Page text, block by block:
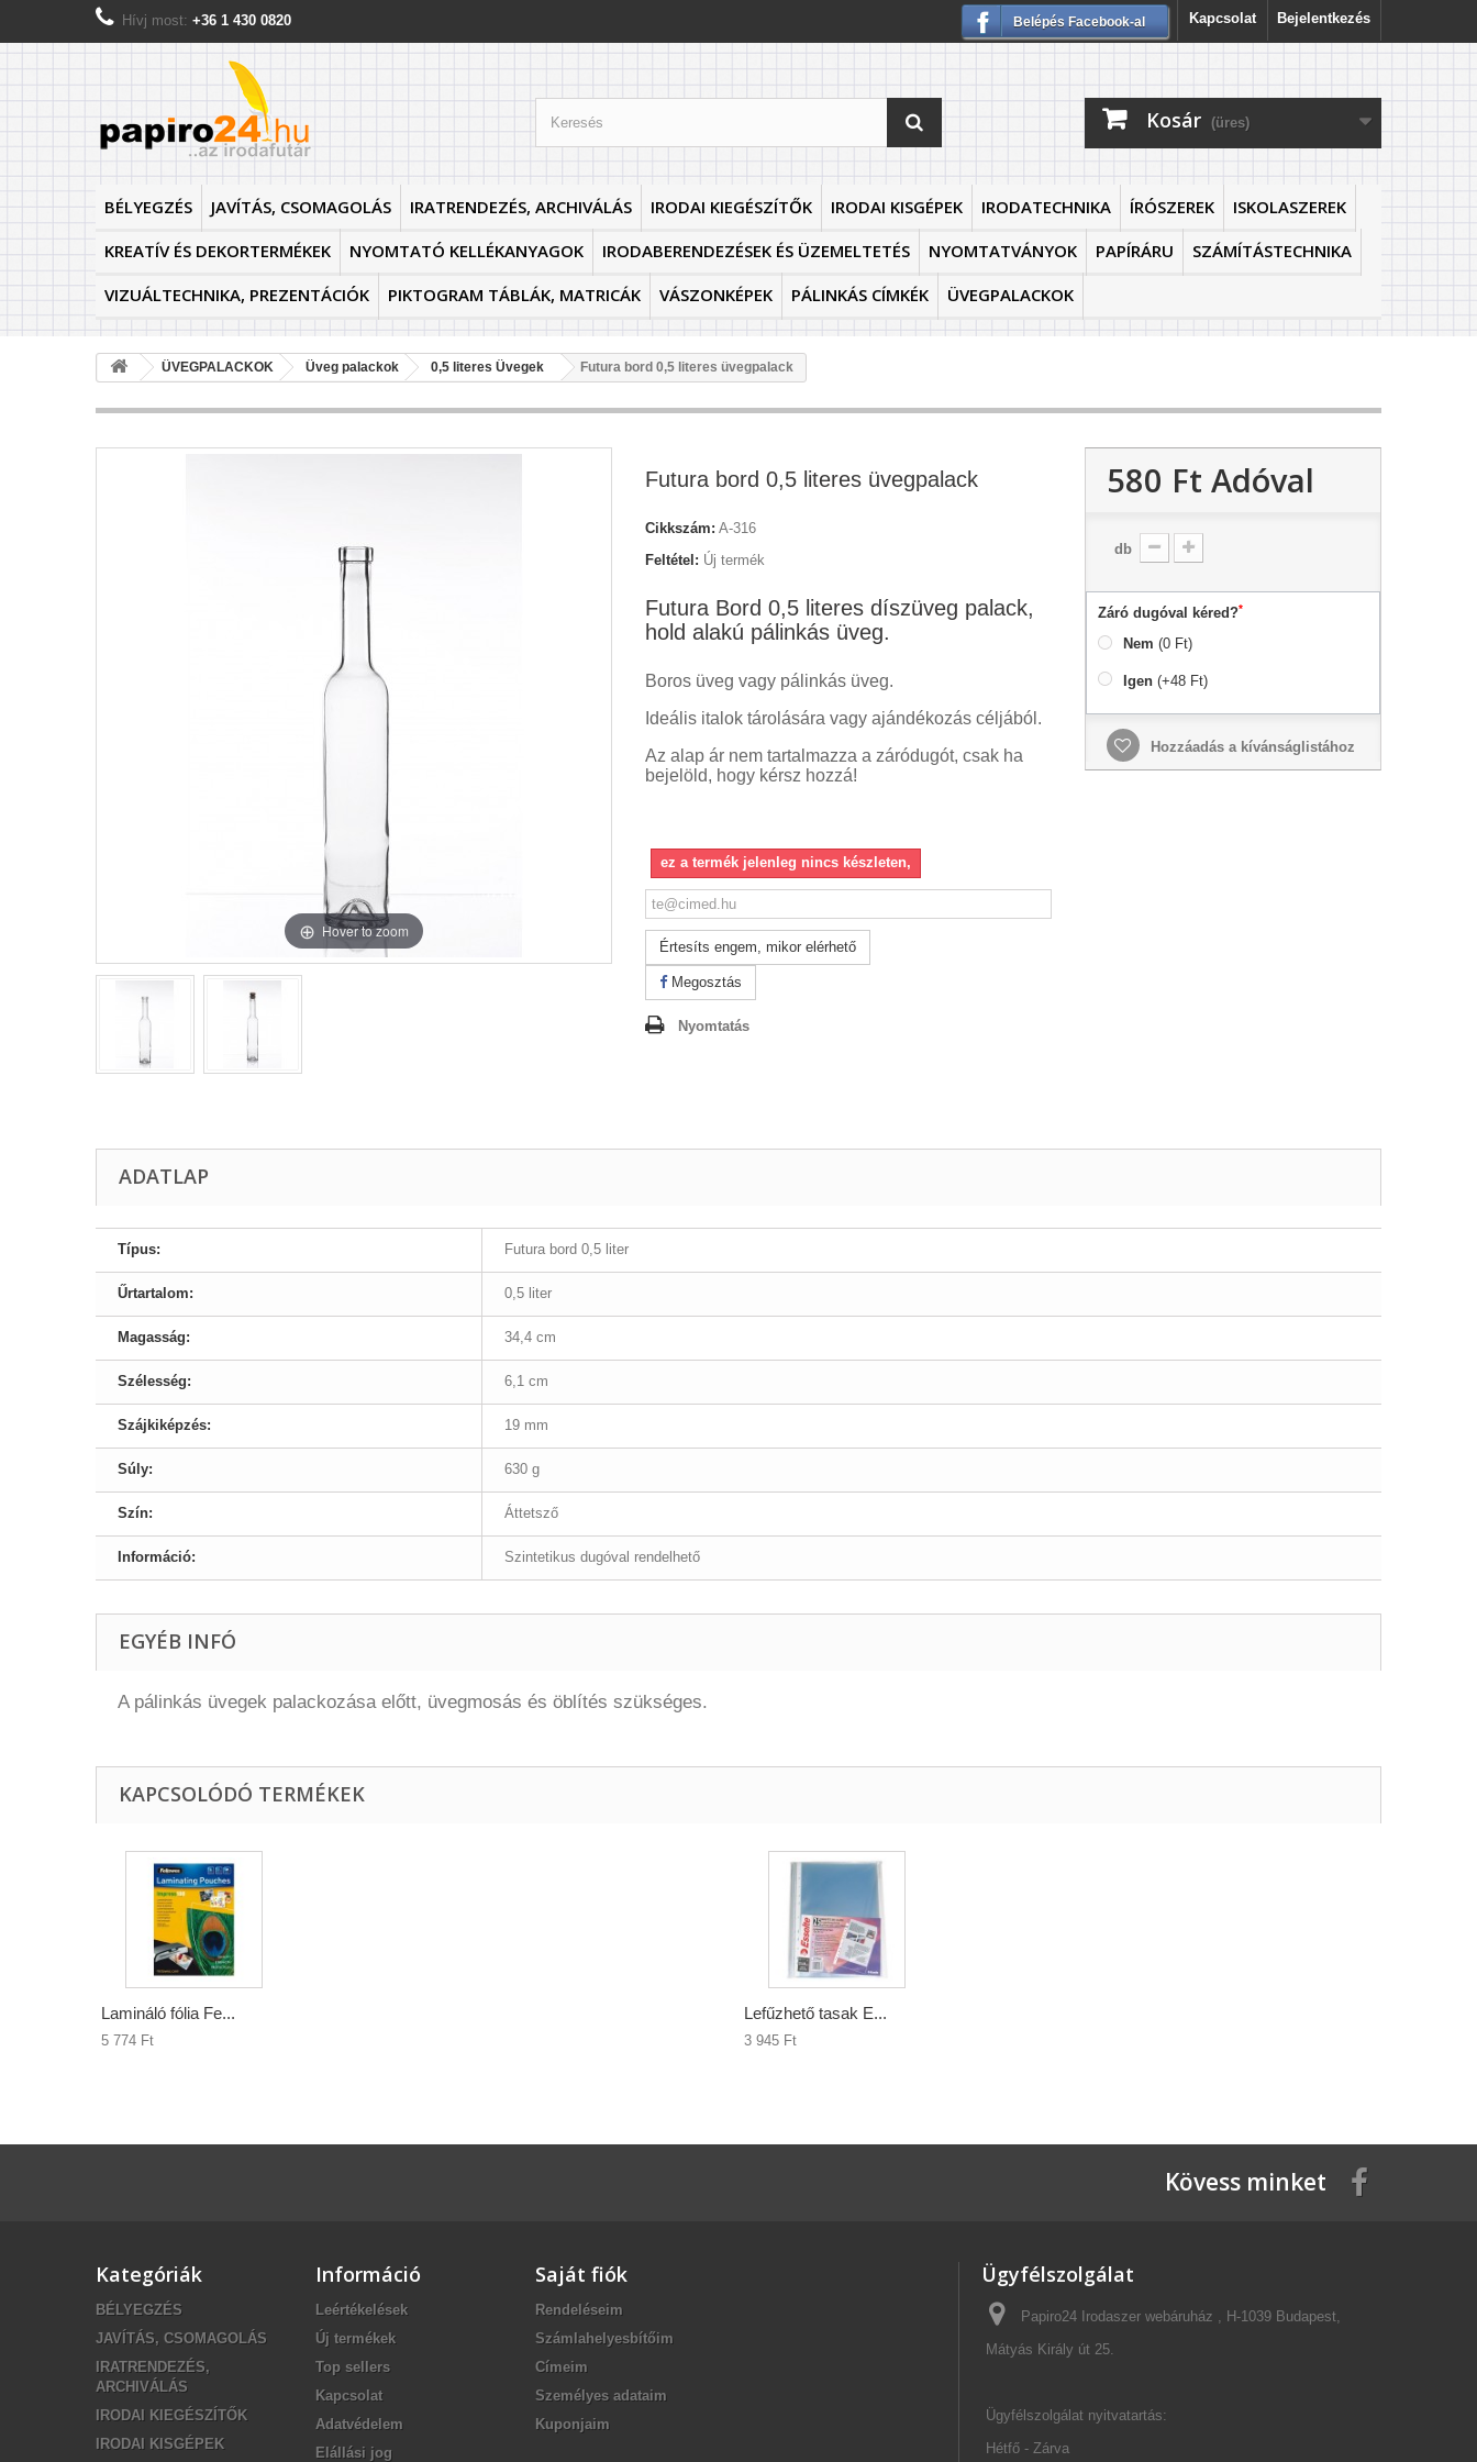
Bejelentkezés
Kapcsolat
Hívj most: +36 1 430 0820 Belépés Facebook-al
Kosár (üres)
BÉLYEGZÉS JAVÍTÁS, CSOMAGOLÁS IRATRENDEZÉS, ARCHIVÁLÁS IRODAI KIEGÉSZÍTŐK IRODAI KISGÉPEK IRODATECHNIKA ÍRÓSZEREK
ISKOLASZEREK
KREATÍV ÉS DEKORTERMÉKEK
NYOMTATÓ KELLÉKANYAGOK IRODABERENDEZÉSEK ÉS ÜZEMELTETÉS NYOMTATVÁNYOK PAPÍRÁRU
SZÁMÍTÁSTECHNIKA
VIZUÁLTECHNIKA, PREZENTÁCIÓK
PIKTOGRAM TÁBLÁK, MATRICÁK VÁSZONKÉPEK PÁLINKÁS CÍMKÉK ÜVEGPALACKOK
ÜVEGPALACKOK Üveg palackok 0,5 literes Üvegek Futura bord 0,5 literes üvegpalack
Hover to zoom
Futura bord 0,5 literes üvegpalack
Cikkszám: A-316
Feltétel: Új termék
Futura Bord 0,5 literes díszüveg palack,
hold alakú pálinkás üveg.
Boros üveg vagy pálinkás üveg.
Ideális italok tárolására vagy ajándékozás céljából.
Az alap ár nem tartalmazza a záródugót, csak ha
bejelöld, hogy kérsz hozzá!
ez a termék jelenleg nincs készleten,
Értesíts engem, mikor elérhető
Megosztás
Nyomtatás
580 Ft‎ Adóval
db
Záró dugóval kéred?*
Nem (0 Ft)
Igen (+48 Ft)
Hozzáadás a kívánságlistához
ADATLAP
Típus: Futura bord 0,5 liter
Űrtartalom: 0,5 liter
Magasság: 34,4 cm
Szélesség: 6,1 cm
Szájkiképzés: 19 mm
Súly: 630 g
Szín: Áttetsző
Információ: Szintetikus dugóval rendelhető
EGYÉB INFÓ
A pálinkás üvegek palackozása előtt, üvegmosás és öblítés szükséges.
KAPCSOLÓDÓ TERMÉKEK
Lamináló fólia Fe...
5 774 Ft‎
Lefűzhető tasak E...
3 945 Ft‎
Kövess minket
Kategóriák
BÉLYEGZÉS
JAVÍTÁS, CSOMAGOLÁS
IRATRENDEZÉS,
ARCHIVÁLÁS
IRODAI KIEGÉSZÍTŐK
IRODAI KISGÉPEK
Információ
Leértékelések
Új termékek
Top sellers
Kapcsolat
Adatvédelem
Elállási jog
Saját fiók
Rendeléseim
Számlahelyesbítőim
Címeim
Személyes adataim
Kuponjaim
Ügyfélszolgálat
Papiro24 Irodaszer webáruház , H-1039 Budapest,
Mátyás Király út 25.
Ügyfélszolgálat nyitvatartás:
Hétfő - Zárva